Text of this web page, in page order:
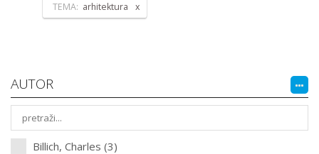
TEMA: arhitektura
AUTOR
Billich, Charles (3)